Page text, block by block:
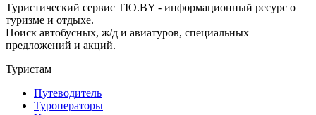
Туристический сервис TIO.BY - информационный ресурс о
туризме и отдыхе.
Поиск автобусных, ж/д и авиатуров, специальных
предложений и акций.
Туристам
Путеводитель
Туроператоры